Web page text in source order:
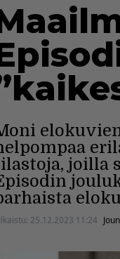
joilla
25.12.2023 11:24